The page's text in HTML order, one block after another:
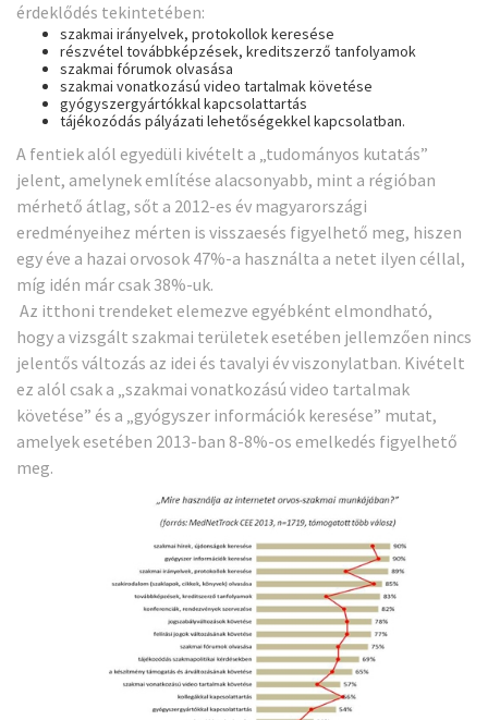
érdeklődés tekintetében:
szakmai irányelvek, protokollok keresése
részvétel továbbképzések, kreditszerző tanfolyamok
szakmai fórumok olvasása
szakmai vonatkozású video tartalmak követése
gyógyszergyártókkal kapcsolattartás
tájékozódás pályázati lehetőségekkel kapcsolatban.
A fentiek alól egyedüli kivételt a „tudományos kutatás”
jelent, amelynek említése alacsonyabb, mint a régióban
mérhető átlag, sőt a 2012-es év magyarországi
eredményeihez mérten is visszaesés figyelhető meg, hiszen
egy éve a hazai orvosok 47%-a használta a netet ilyen céllal,
míg idén már csak 38%-uk.
Az itthoni trendeket elemezve egyébként elmondható,
hogy a vizsgált szakmai területek esetében jellemzően nincs
jelentős változás az idei és tavalyi év viszonylatban. Kivételt
ez alól csak a „szakmai vonatkozású video tartalmak
követése” és a „gyógyszer információk keresése” mutat,
amelyek esetében 2013-ban 8-8%-os emelkedés figyelhető
meg.